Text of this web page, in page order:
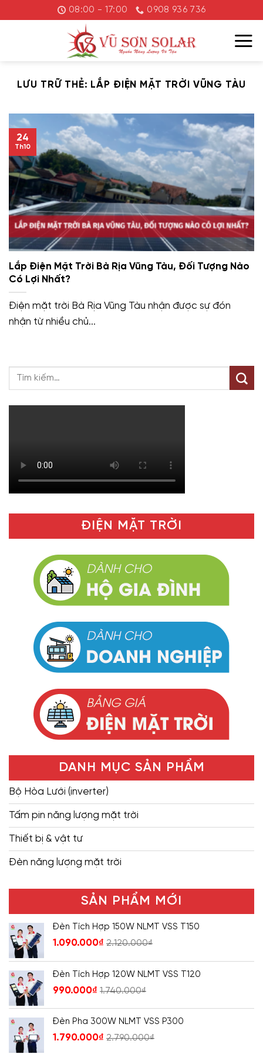
đến
08:00 - 17:00 0908 936 736
LƯU TRỮ THẺ: LẮP ĐIỆN MẶT TRỜI VŨNG TÀU
Lắp Điện Mặt Trời Bà Rịa Vũng Tàu, Đối Tượng Nào
Có Lợi Nhất?
Điện mặt trời Bà Rịa Vũng Tàu nhận được sự đón
nhận từ nhiều chủ...
24
Th10
ĐIỆN MẶT TRỜI
DANH MỤC SẢN PHẨM
Bộ Hòa Lưới (inverter)
Tấm pin năng lượng mặt trời
Thiết bị & vật tư
Đèn năng lượng mặt trời
SẢN PHẨM MỚI
Đèn Tích Hợp 150W NLMT VSS T150
1.090.000₫ 2.120.000₫
Đèn Tích Hợp 120W NLMT VSS T120
990.000₫ 1.740.000₫
Đèn Pha 300W NLMT VSS P300
1.790.000₫ 2.790.000₫